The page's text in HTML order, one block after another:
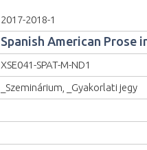
2017-2018-1
Spanish American Prose
XSE041-SPAT-M-ND1
_Szeminárium, _Gyakorlati jegy